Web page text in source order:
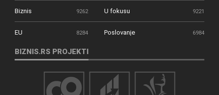
Biznis 9262 U fokusu 9221
EU 8284 Poslovanje 6984
BIZNIS.RS PROJEKTI